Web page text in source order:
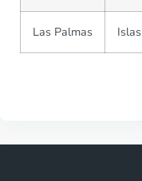
Las Palmas